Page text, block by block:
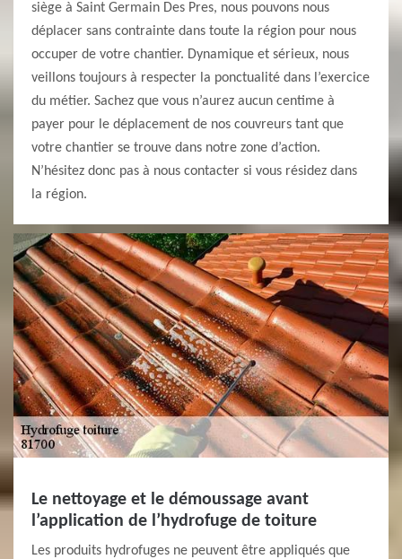
siège à Saint Germain Des Pres, nous pouvons nous
déplacer sans contrainte dans toute la région pour nous
occuper de votre chantier. Dynamique et sérieux, nous
veillons toujours à respecter la ponctualité dans l’exercice
du métier. Sachez que vous n’aurez aucun centime à
payer pour le déplacement de nos couvreurs tant que
votre chantier se trouve dans notre zone d’action.
N’hésitez donc pas à nous contacter si vous résidez dans
la région.
Le nettoyage et le démoussage avant
l’application de l’hydrofuge de toiture
Les produits hydrofuges ne peuvent être appliqués que